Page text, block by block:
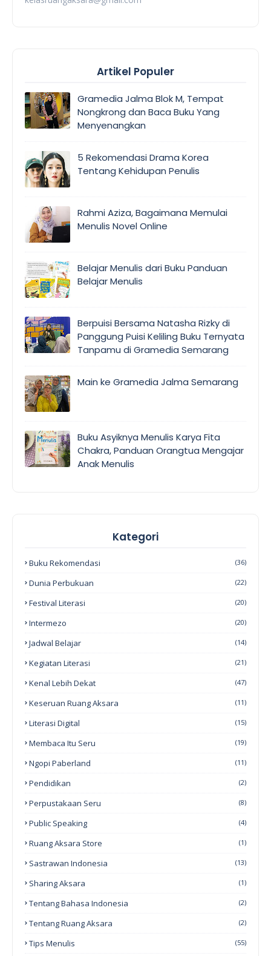
Artikel Populer
Gramedia Jalma Blok M, Tempat
Nongkrong dan Baca Buku Yang
Menyenangkan
5 Rekomendasi Drama Korea
Tentang Kehidupan Penulis
Rahmi Aziza, Bagaimana Memulai
Menulis Novel Online
Belajar Menulis dari Buku Panduan
Belajar Menulis
Berpuisi Bersama Natasha Rizky di
Panggung Puisi Keliling Buku Ternyata
Tanpamu di Gramedia Semarang
Main ke Gramedia Jalma Semarang
Buku Asyiknya Menulis Karya Fita
Chakra, Panduan Orangtua Mengajar
Anak Menulis
Kategori
Buku Rekomendasi (36)
Dunia Perbukuan (22)
Festival Literasi (20)
Intermezo (20)
Jadwal Belajar (14)
Kegiatan Literasi (21)
Kenal Lebih Dekat (47)
Keseruan Ruang Aksara (11)
Literasi Digital (15)
Membaca Itu Seru (19)
Ngopi Paberland (11)
Pendidikan (2)
Perpustakaan Seru (8)
Public Speaking (4)
Ruang Aksara Store (1)
Sastrawan Indonesia (13)
Sharing Aksara (1)
Tentang Bahasa Indonesia (2)
Tentang Ruang Aksara (2)
Tips Menulis (55)